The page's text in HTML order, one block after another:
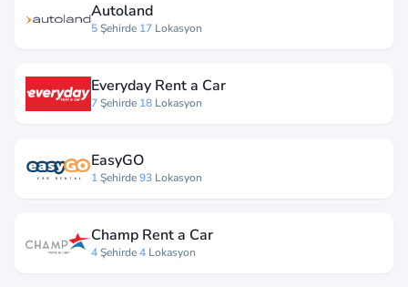
Autoland
5Şehirde 17 Lokasyon
Everyday Rent a Car
7Şehirde 18 Lokasyon
EasyGO
1Şehirde93 Lokasyon
Champ Rent a Car
4Şehirde4 Lokasyon